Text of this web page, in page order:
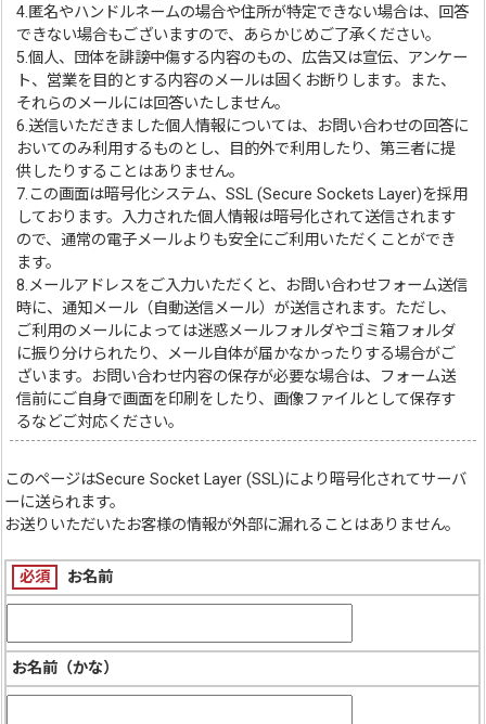
4.匿名やハンドルネームの場合や住所が特定できない場合は、回答
できない場合もございますので、あらかじめご了承ください。
5.個人、団体を誹謗中傷する内容のもの、広告又は宣伝、アンケー
ト、営業を目的とする内容のメールは固くお断りします。また、
それらのメールには回答いたしません。
6.送信いただきました個人情報については、お問い合わせの回答に
おいてのみ利用するものとし、目的外で利用したり、第三者に提
供したりすることはありません。
7.この画面は暗号化システム、SSL (Secure Sockets Layer)を採用
しております。入力された個人情報は暗号化されて送信されます
ので、通常の電子メールよりも安全にご利用いただくことができ
ます。
8.メールアドレスをご入力いただくと、お問い合わせフォーム送信
時に、通知メール（自動送信メール）が送信されます。ただし、
ご利用のメールによっては迷惑メールフォルダやゴミ箱フォルダ
に振り分けられたり、メール自体が届かなかったりする場合がご
ざいます。お問い合わせ内容の保存が必要な場合は、フォーム送
信前にご自身で画面を印刷をしたり、画像ファイルとして保存す
るなどご対応ください。
このページはSecure Socket Layer (SSL)により暗号化されてサーバ
ーに送られます。
お送りいただいたお客様の情報が外部に漏れることはありません。
必須 お名前
お名前（かな）